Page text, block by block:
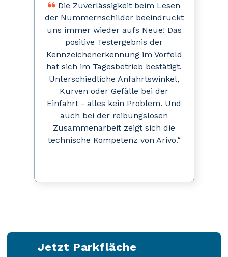
Die Zuverlässigkeit beim Lesen
der Nummernschilder beeindruckt
uns immer wieder aufs Neue! Das
positive Testergebnis der
Kennzeichenerkennung im Vorfeld
hat sich im Tagesbetrieb bestätigt.
Unterschiedliche Anfahrtswinkel,
Kurven oder Gefälle bei der
Einfahrt - alles kein Problem. Und
auch bei der reibungslosen
Zusammenarbeit zeigt sich die
technische Kompetenz von Arivo.“
Jetzt Parkfläche